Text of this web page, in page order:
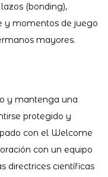
(bonding),
y momentos de juego
mayores.
y mantenga una
protegido y
con el Welcome
con un equipo
directrices científicas